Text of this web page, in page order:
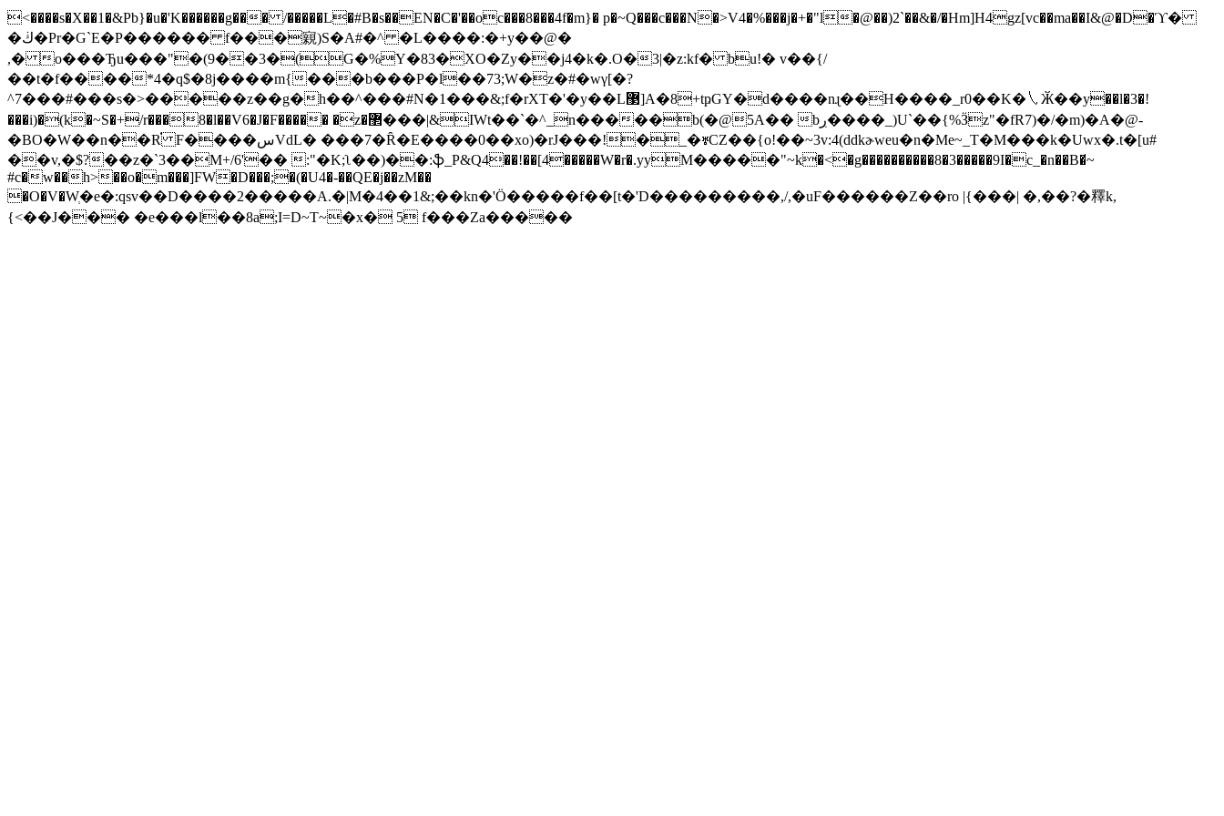
<����s�X��1�&Pb}�u�'K������g��� /�����L�#B�s��EN�C�'��oc���8���4f�m}� p�~Q���c���N�>V4�%���j�+�"l�@��)2`��&�/�Hm]H4gz[vc��ma��I&@�D�ϓ�
�ڬ�Pr�G`E�P������ f���寴)S�A#�^ �L����:�+y��@�
,� o���Ђu���"�(9��3�(G�%Y�83�XO�Zy��j4�k�.O�3|�z:kf� bu!� v��{/
��t�f����*4�q$�8j����m{���b���P�l��73;W�z�#�wγ[�?
^7���#���s�>�����z��g�h��^���#N�1���&;f�rХT�'�y��L޳]A�8+tҏGY�d����nɻ��H����_r0��K�㇂Ӂ��y��l�3�!
���i)�(k�~S�+/r���8�l��V6�J�F����� �z�޲���|&IWt��`�^_n�����b(�@5A�� bڔ����_)U`��{%Ӟz"�fR7)�/�m)�A�@-
�BO�W��n��R֗ F����سVdL� ���7�Ȓ�E����0��xo)�rJ���!�_�♅CZ��{o!��~3v:4(ddkɚweu�n�Me~_T�M���k�Uwx�.t�[u#
��v,�$?��z�`3��M+/6'�� :"�K;ʅ��)��:ֆ_P&Q4��!��[4�����W�r�.yyМ�����"~k�<�g����������8�3�����9I�c_�n��B�̸~
#c�w��h>��o�m���]FW�D���;�(�U4�-��QE�j��zM��
�O�V�Wְ�e�:qsv��D����2�����A.�|M�4��1&;��kn�'Ö�����f��[t�'D���������,/, �uF������Z��ro |{���| �,��?�釋k,
{<��J��� �e���l��8a;I=D~T~�x� 5 f���Za�����